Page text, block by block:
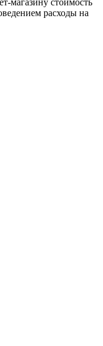
магазину стоимость
расходы на